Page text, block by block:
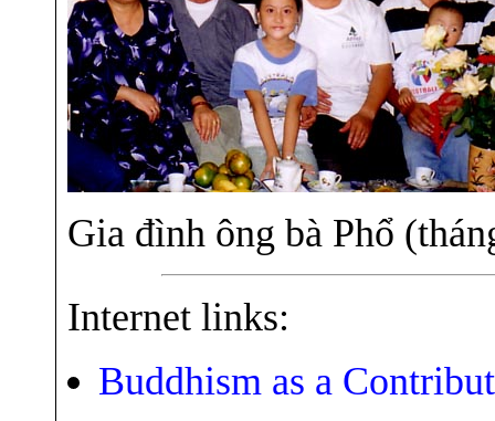
Gia đình ông bà Phổ
Internet links:
Buddhism as a